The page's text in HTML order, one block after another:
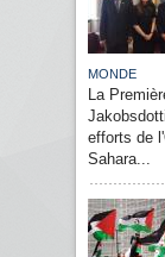
MONDE
La
efforts de
Sahara...